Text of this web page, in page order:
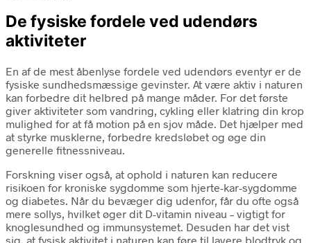
De fysiske fordele ved udendørs
aktiviteter
En af de mest åbenlyse fordele ved udendørs eventyr er de
fysiske sundhedsmæssige gevinster. At være aktiv i naturen
kan forbedre dit helbred på mange måder. For det første
giver aktiviteter som vandring, cykling eller klatring din krop
mulighed for at få motion på en sjov måde. Det hjælper med
at styrke musklerne, forbedre kredsløbet og øge din
generelle fitnessniveau.
Forskning viser også, at ophold i naturen kan reducere
risikoen for kroniske sygdomme som hjerte-kar-sygdomme
og diabetes. Når du bevæger dig udenfor, får du ofte også
mere sollys, hvilket øger dit D-vitamin niveau – vigtigt for
knoglesundhed og immunsystemet. Desuden har det vist
sig, at fysisk aktivitet i naturen kan føre til lavere blodtryk og